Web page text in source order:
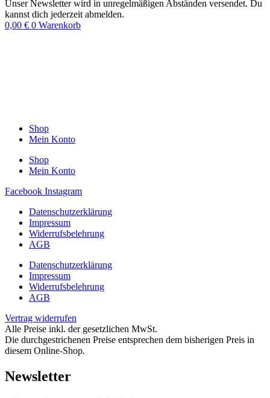
Unser Newsletter wird in unregelmäßigen Abständen versendet. Du
kannst dich jederzeit abmelden.
0,00 € 0 Warenkorb
Shop
Mein Konto
Shop
Mein Konto
Facebook Instagram
Datenschutzerklärung
Impressum
Widerrufsbelehrung
AGB
Datenschutzerklärung
Impressum
Widerrufsbelehrung
AGB
Vertrag widerrufen
Alle Preise inkl. der gesetzlichen MwSt.
Die durchgestrichenen Preise entsprechen dem bisherigen Preis in
diesem Online-Shop.
Newsletter